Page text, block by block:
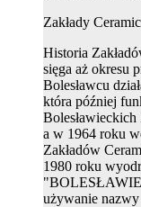
Zakłady
Historia
sięga aż okresu
Bolesławcu
która później
a w 1964 roku
Zakładów
1980 roku
używanie